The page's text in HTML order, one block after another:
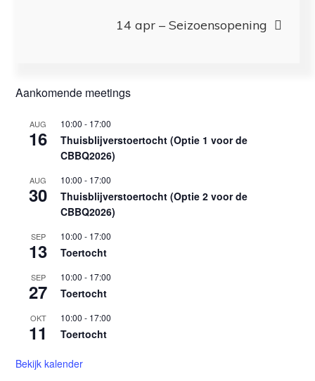
14 apr – Seizoensopening
Aankomende meetings
AUG
16
10:00 - 17:00
Thuisblijverstoertocht (Optie 1 voor de
CBBQ2026)
AUG
30
10:00 - 17:00
Thuisblijverstoertocht (Optie 2 voor de
CBBQ2026)
SEP
13
10:00 - 17:00
Toertocht
SEP
27
10:00 - 17:00
Toertocht
OKT
11
10:00 - 17:00
Toertocht
Bekijk kalender